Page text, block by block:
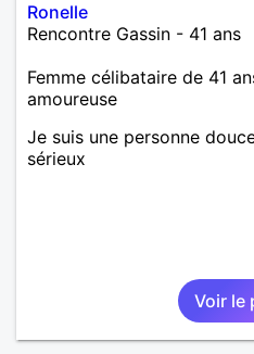
Ronelle
Rencontre Gassin - 41 ans
Femme célibataire de 41
amoureuse
Je suis une personne
sérieux
Voir le